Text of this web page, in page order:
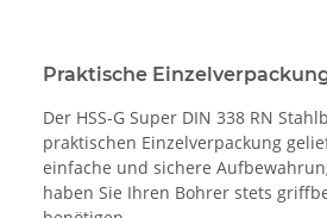
Praktische
Der HSS-G Super DIN 338 RN
praktischen Einzelverpackung
einfache und sichere
haben Sie Ihren Bohrer stets